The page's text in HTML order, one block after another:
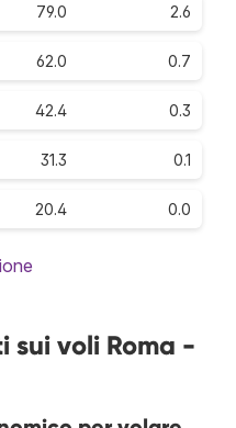
79.0 2.6
62.0 0.7
42.4 0.3
31.3 0.1
20.4 0.0
sui voli Roma -